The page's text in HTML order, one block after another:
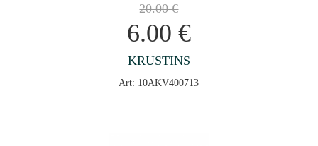
20.00€
6.00 €
KRUSTINS
Art: 10AKV400713